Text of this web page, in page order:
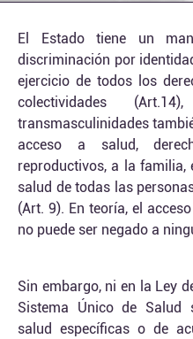
El Estado tiene un
discriminación por
ejercicio de todos los
colectividades
transmasculinidades
acceso a salud,
reproductivos, a la familia,
salud de todas las
(Art. 9). En teoría, el
no puede ser negado a
Sin embargo, ni en la Ley
Sistema Único de Salud
salud específicas o de